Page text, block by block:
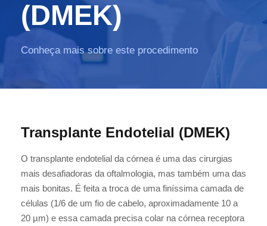
(DMEK)
Conheça mais sobre este procedimento
Transplante Endotelial (DMEK)
O transplante endotelial da córnea é uma das cirurgias
mais desafiadoras da oftalmologia, mas também uma das
mais bonitas. É feita a troca de uma finíssima camada de
células (1/6 de um fio de cabelo, aproximadamente 10 a
20 µm) e essa camada precisa colar na córnea receptora